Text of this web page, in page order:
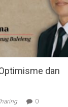
dan
0